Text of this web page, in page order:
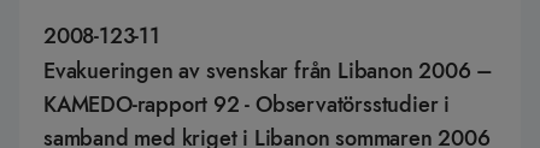
2008-123-11
Evakueringen av svenskar från Libanon 2006 –
KAMEDO-rapport 92 - Observatörsstudier i
samband med kriget i Libanon sommaren 2006